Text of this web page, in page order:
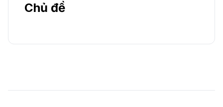
Chủ đề